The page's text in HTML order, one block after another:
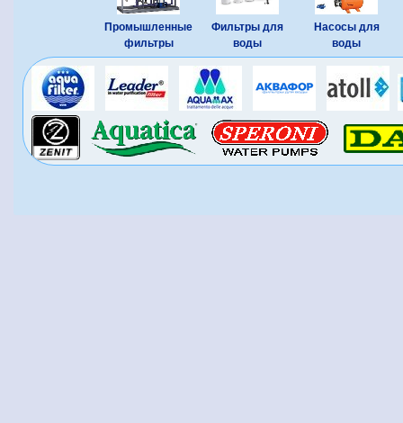
Промышленные
фильтры
Фильтры для
воды
Насосы для
воды